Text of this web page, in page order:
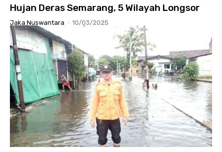
Hujan Deras Semarang, 5 Wilayah Longsor
Jaka Nuswantara - 10/03/2025